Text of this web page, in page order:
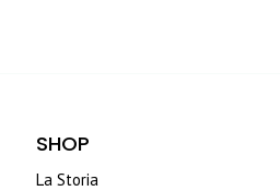
SHOP
La Storia